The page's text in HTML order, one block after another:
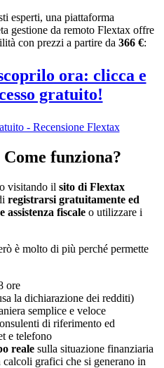
esperti, una piattaforma
gestione da remoto Flextax offre
con prezzi a partire da 366 €:
ora: clicca e
gratuito!
funziona?
visitando il sito di Flextax
registrarsi gratuitamente ed
assistenza fiscale o utilizzare i
è molto di più perché permette
ore
la dichiarazione dei redditi)
semplice e veloce
di riferimento ed
e telefono
reale sulla situazione finanziaria
grafici che si generano in